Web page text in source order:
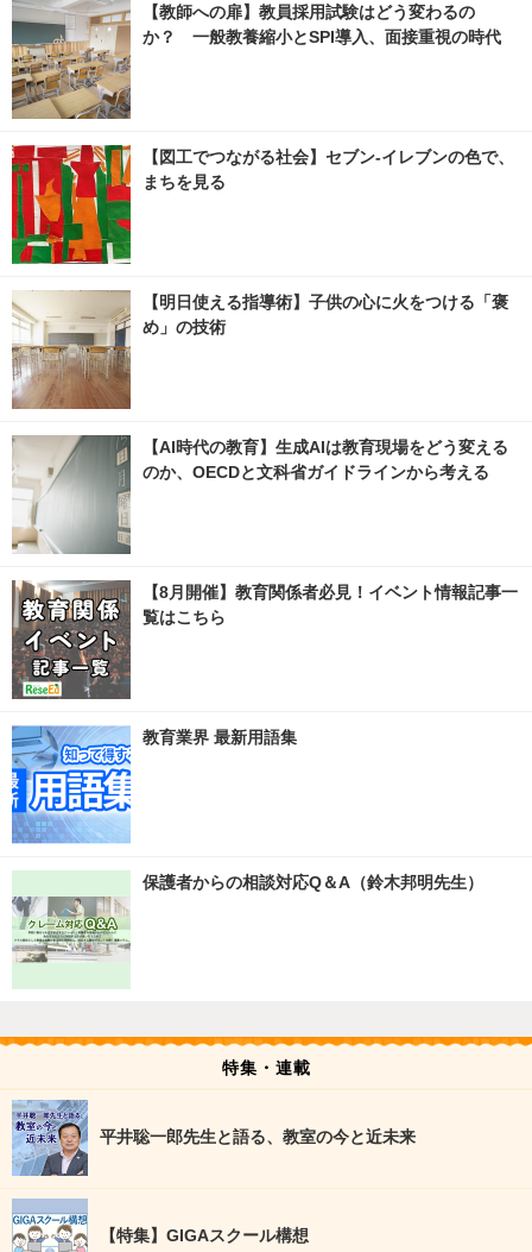
【教師への扉】教員採用試験はどう変わるの
か？ 一般教養縮小とSPI導入、面接重視の時代
【図工でつながる社会】セブン‐イレブンの色で、
まちを見る
【明日使える指導術】子供の心に火をつける「褒
め」の技術
【AI時代の教育】生成AIは教育現場をどう変える
のか、OECDと文科省ガイドラインから考える
【8月開催】教育関係者必見！イベント情報記事一
覧はこちら
教育業界 最新用語集
保護者からの相談対応Q＆A（鈴木邦明先生）
特集・連載
平井聡一郎先生と語る、教室の今と近未来
【特集】GIGAスクール構想